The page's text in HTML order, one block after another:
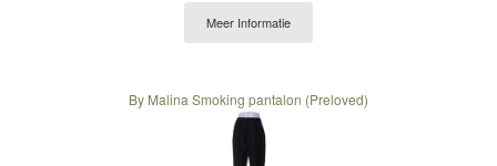
Meer Informatie
By Malina Smoking pantalon (Preloved)